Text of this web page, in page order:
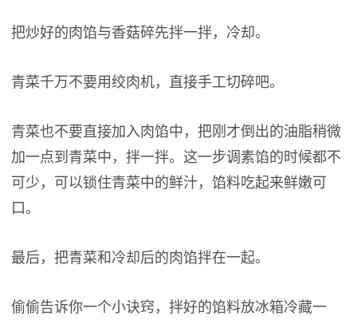
把炒好的肉馅与香菇碎先拌一拌，冷却。
青菜千万不要用绞肉机，直接手工切碎吧。
青菜也不要直接加入肉馅中，把刚才倒出的油脂稍微
加一点到青菜中，拌一拌。这一步调素馅的时候都不
可少，可以锁住青菜中的鲜汁，馅料吃起来鲜嫩可
口。
最后，把青菜和冷却后的肉馅拌在一起。
偷偷告诉你一个小诀窍，拌好的馅料放冰箱冷藏一